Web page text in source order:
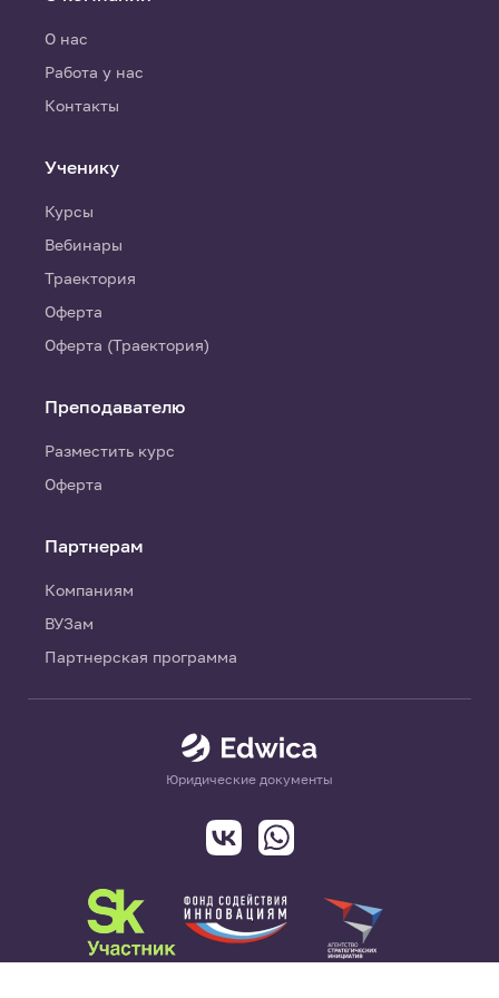
Юридические документы
О нас
Работа у нас
Контакты
Ученику
Курсы
Вебинары
Траектория
Оферта
Оферта (Траектория)
Преподавателю
Разместить курс
Оферта
Партнерам
Компаниям
ВУЗам
Партнерская программа